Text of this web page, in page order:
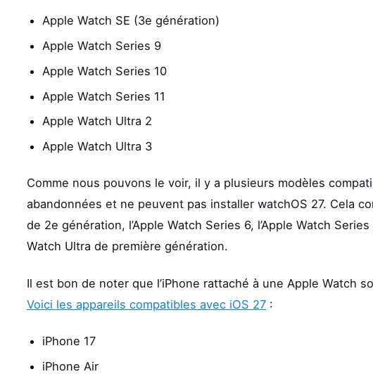
Apple Watch SE (3e génération)
Apple Watch Series 9
Apple Watch Series 10
Apple Watch Series 11
Apple Watch Ultra 2
Apple Watch Ultra 3
Comme nous pouvons le voir, il y a plusieurs modèles
abandonnées et ne peuvent pas installer watchOS 27. Cela
de 2e génération, l’Apple Watch Series 6, l’Apple Watch
Watch Ultra de première génération.
Il est bon de noter que l’iPhone rattaché à une Apple Watch
Voici les appareils compatibles avec iOS 27:
iPhone 17
iPhone Air